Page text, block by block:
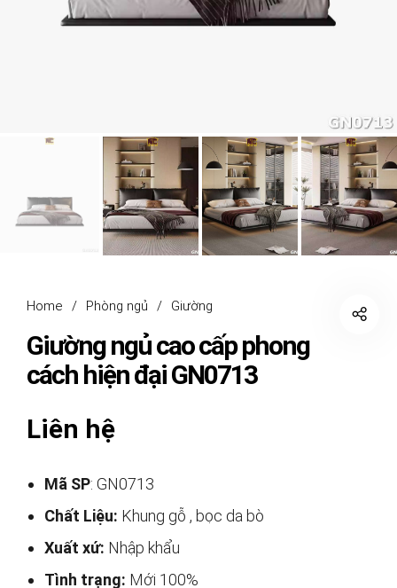
Home / Phòng ngủ / Giường
Giường ngủ cao cấp phong
cách hiện đại GN0713
Liên hệ
Mã SP: GN0713
Chất Liệu: Khung gỗ , bọc da bò
Xuất xứ: Nhập khẩu
Tình trạng: Mới 100%